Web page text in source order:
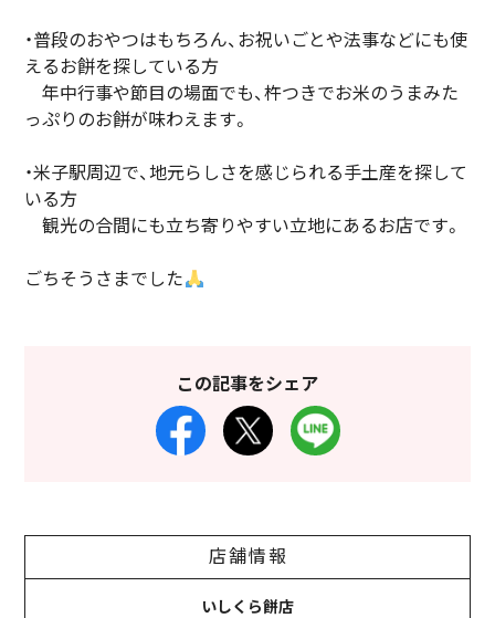
・普段のおやつはもちろん、お祝いごとや法事などにも使
えるお餅を探している方
年中行事や節目の場面でも、杵つきでお米のうまみた
っぷりのお餅が味わえます。
・米子駅周辺で、地元らしさを感じられる手土産を探して
いる方
観光の合間にも立ち寄りやすい立地にあるお店です。
ごちそうさまでした
この記事をシェア
店舗情報
いしくら餅店